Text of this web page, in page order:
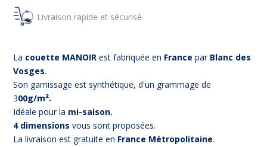
Livraison rapide et sécurisé
La couette MANOIRest fabriquée en France par Blanc des
Vosges.
Son garnissage est synthétique, d'un grammage de
300g/m².
Idéale pour la mi-saison.
4 dimensions vous sont proposées.
La livraison est gratuite en France Métropolitaine.